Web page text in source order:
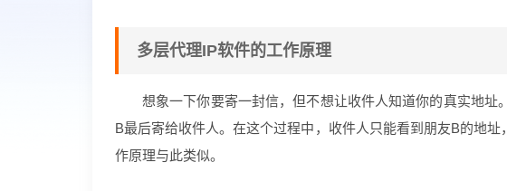
多层代理IP软件的工作原理
想象一下你要寄一封信，但不想让收件人知道你的真实地
B最后寄给收件人。在这个过程中，收件人只能看到朋友B的地
作原理与此类似。